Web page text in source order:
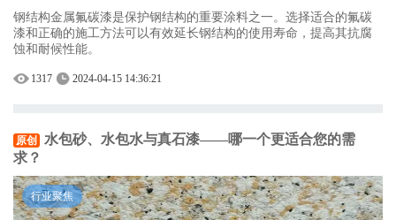
钢结构金属氟碳漆是保护钢结构的重要涂料之一。选择适合的氟碳
漆和正确的施工方法可以有效延长钢结构的使用寿命，提高其抗腐
蚀和耐候性能。
1317 2024-04-15 14:36:21
原创
水包砂、水包水与真石漆——哪一个更适合您的需
求？
行业聚焦